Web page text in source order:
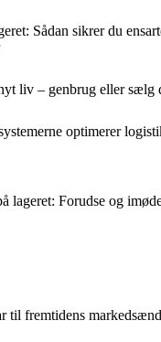
Sådan sikrer du
liv – genbrug eller sælg
optimerer
lageret: Forudse og
til fremtidens